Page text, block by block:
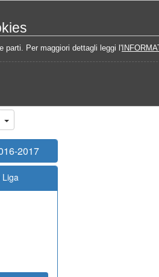
parti. Per maggiori dettagli leggi l'
- La Liga 2016-2017 Calendario
2017